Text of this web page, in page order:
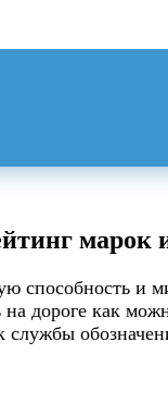
марок
способность
дороге как